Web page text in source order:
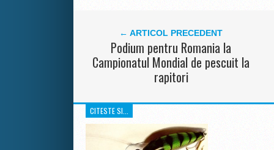
← ARTICOL PRECEDENT
Podium pentru Romania la
Campionatul Mondial de pescuit la
rapitori
CITESTE SI...